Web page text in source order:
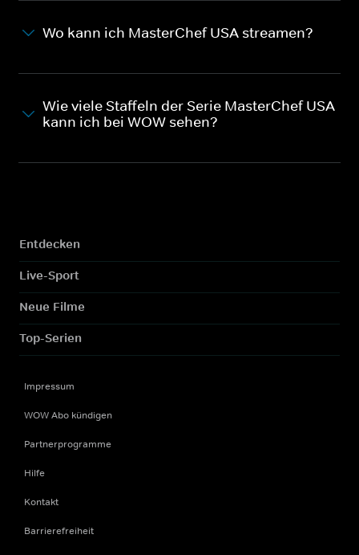
Wo kann ich MasterChef USA streamen?
Wie viele Staffeln der Serie MasterChef USA
kann ich bei WOW sehen?
Entdecken
Live-Sport
Neue Filme
Top-Serien
Impressum
WOW Abo kündigen
Partnerprogramme
Hilfe
Kontakt
Barrierefreiheit